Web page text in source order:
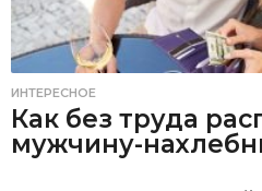
ИНТЕРЕСНОЕ
Как без труда
мужчину-